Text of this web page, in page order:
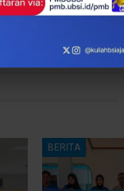
Yogyakarta Belajar
BERITA